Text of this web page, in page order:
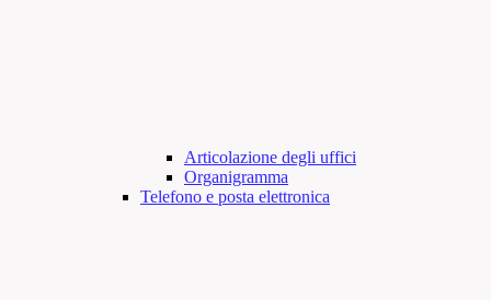
Articolazione degli uffici
Organigramma
Telefono e posta elettronica